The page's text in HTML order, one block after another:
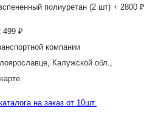
полиуретан (2 шт) + 2800 ₽
499 ₽
компании
Калужской обл.,
на заказ от 10шт.